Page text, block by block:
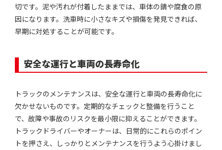
切です。泥や汚れが付着したままでは、車体の錆や腐食の原
因になります。洗車時に小さなキズや損傷を発見できれば、
早期に対処することが可能です。
安全な運行と車両の長寿命化
トラックのメンテナンスは、安全な運行と車両の長寿命化に
欠かせないものです。定期的なチェックと整備を行うこと
で、故障や事故のリスクを最小限に抑えることができます。
トラックドライバーやオーナーは、日常的にこれらのポイン
トを押さえ、しっかりとメンテナンスを行うよう心掛けまし